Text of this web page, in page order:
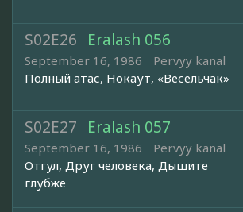
S02E26 Eralash 056
September 16, 1986
Pervyy kanal
Полный атас, Нокаут, «Весельчак»
S02E27 Eralash 057
September 16, 1986
Pervyy kanal
Отгул, Друг человека, Дышите
глубже